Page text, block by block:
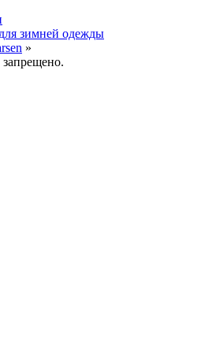
зимней одежды
»